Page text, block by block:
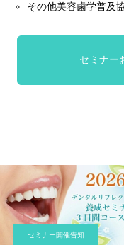
その他美容歯学普及
セミナー
セミナー開催告知